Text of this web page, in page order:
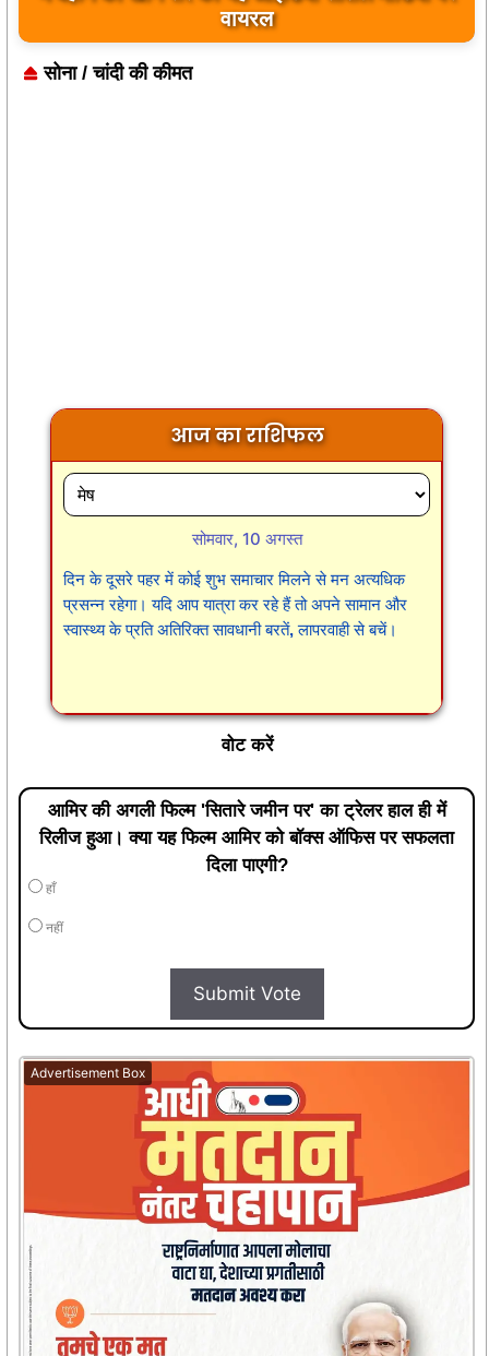
वायरल
सोना / चांदी की कीमत
आज का राशिफल
सोमवार, 10 अगस्त
दिन के दूसरे पहर में कोई शुभ समाचार मिलने से मन अत्यधिक
प्रसन्न रहेगा। यदि आप यात्रा कर रहे हैं तो अपने सामान और
स्वास्थ्य के प्रति अतिरिक्त सावधानी बरतें, लापरवाही से बचें।
वोट करें
आमिर की अगली फिल्म 'सितारे जमीन पर' का ट्रेलर हाल ही में
रिलीज हुआ। क्या यह फिल्म आमिर को बॉक्स ऑफिस पर सफलता
दिला पाएगी?
हाँ
नहीं
Submit Vote
Advertisement Box